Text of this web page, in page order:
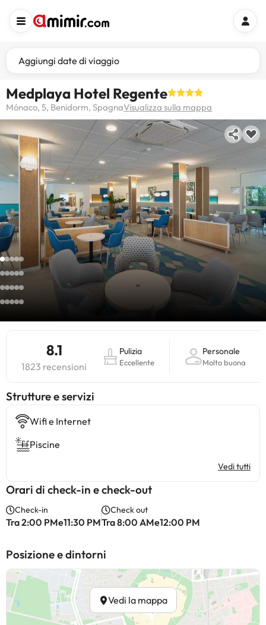
Aggiungi date di viaggio
Medplaya Hotel Regente
Mónaco, 5, Benidorm, SpagnaVisualizza sulla mappa
8.1
1823 recensioni
Pulizia
Eccellente
Personale
Molto buona
​Strutture e servizi
Wifi e Internet
Piscine
Vedi tutti
Orari di check-in e check-out
Check-in
Tra 2:00 PMe11:30 PM
Check out
Tra 8:00 AMe12:00 PM
Posizione e dintorni
Vedi la mappa